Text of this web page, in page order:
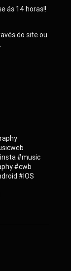
ás 14 horas!!
do site ou
#music
#cwb
#IOS